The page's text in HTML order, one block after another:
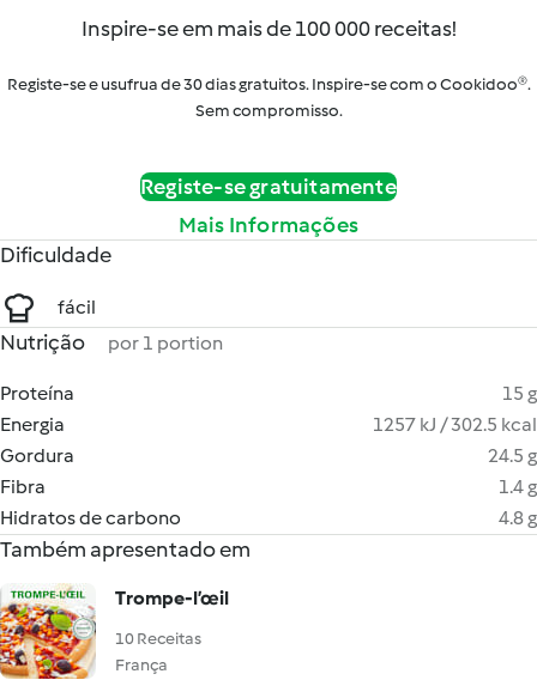
Inspire-se em mais de 100 000 receitas!
Registe-se e usufrua de 30 dias gratuitos. Inspire-se com o Cookidoo®.
Sem compromisso.
Registe-se gratuitamente
Mais Informações
Dificuldade
fácil
Nutrição por 1 portion
Proteína
15 g
Energia
1257 kJ / 302.5 kcal
Gordura
24.5 g
Fibra
1.4 g
Hidratos de carbono
4.8 g
Também apresentado em
Trompe-l’œil
10 Receitas
França